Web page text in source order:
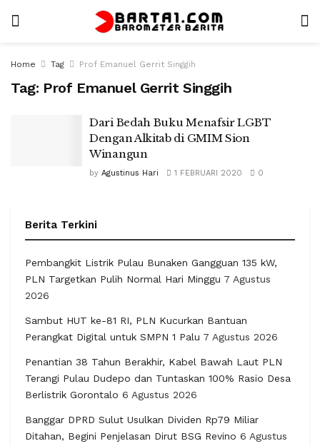
Home Tag Prof Emanuel Gerrit Singgih
Tag: Prof Emanuel Gerrit Singgih
Dari Bedah Buku Menafsir LGBT
Dengan Alkitab di GMIM Sion
Winangun
by Agustinus Hari 1 FEBRUARI 2020 0
Berita Terkini
Pembangkit Listrik Pulau Bunaken Gangguan 135 kW,
PLN Targetkan Pulih Normal Hari Minggu 7 Agustus
2026
Sambut HUT ke-81 RI, PLN Kucurkan Bantuan
Perangkat Digital untuk SMPN 1 Palu 7 Agustus 2026
Penantian 38 Tahun Berakhir, Kabel Bawah Laut PLN
Terangi Pulau Dudepo dan Tuntaskan 100% Rasio Desa
Berlistrik Gorontalo 6 Agustus 2026
Banggar DPRD Sulut Usulkan Dividen Rp79 Miliar
Ditahan, Begini Penjelasan Dirut BSG Revino 6 Agustus